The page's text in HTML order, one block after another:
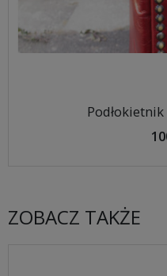
ZOBACZ TAKŻE